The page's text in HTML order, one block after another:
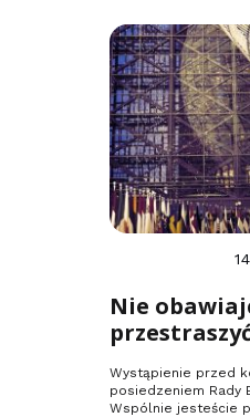
Nie
Wystąpienie przed
posiedzeniem Rady
Wspólnie jesteście